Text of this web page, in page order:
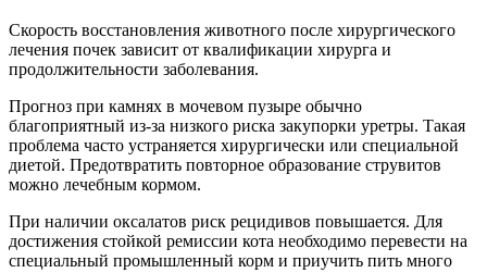
Скорость восстановления животного после хирургического
лечения почек зависит от квалификации хирурга и
продолжительности заболевания.
Прогноз при камнях в мочевом пузыре обычно
благоприятный из-за низкого риска закупорки уретры. Такая
проблема часто устраняется хирургически или специальной
диетой. Предотвратить повторное образование струвитов
можно лечебным кормом.
При наличии оксалатов риск рецидивов повышается. Для
достижения стойкой ремиссии кота необходимо перевести на
специальный промышленный корм и приучить пить много